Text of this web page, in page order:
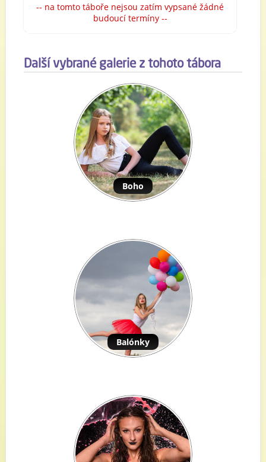
-- na tomto táboře nejsou zatím vypsané žádné
budoucí termíny --
Další vybrané galerie z tohoto tábora
Boho
Balónky